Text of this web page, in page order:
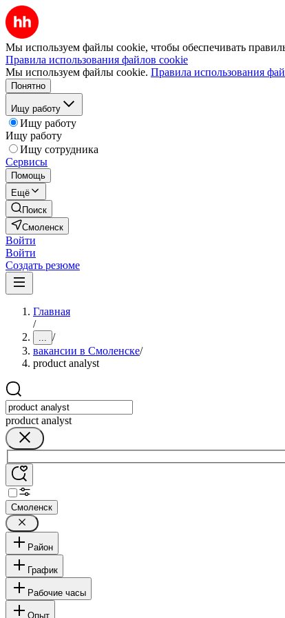
Мы используем файлы cookie, чтобы обеспечивать
Правила использования файлов cookie
Мы используем файлы cookie. Правила использования
Понятно
Ищу работу
Ищу работу
Ищу работу
Ищу сотрудника
Сервисы
Помощь
Ещё
Поиск
Смоленск
Войти
Войти
Создать резюме
Главная
/
... /
вакансии в Смоленске/
product analyst
product analyst
Смоленск
Район
График
Рабочие часы
Опыт